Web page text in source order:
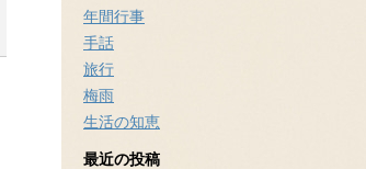
年間行事
手話
旅行
梅雨
生活の知恵
最近の投稿